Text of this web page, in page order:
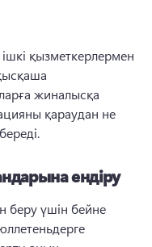
қызметкерлермен
жиналысқа
қараудан не
ендіру
үшін бейне